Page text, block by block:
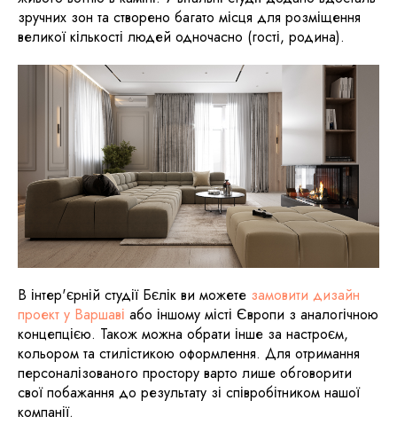
зручних зон та створено багато місця для розміщення
великої кількості людей одночасно (гості, родина).
В інтер'єрній студії Бєлік ви можете замовити дизайн
проект у Варшаві або іншому місті Європи з аналогічною
концепцією. Також можна обрати інше за настроєм,
кольором та стилістикою оформлення. Для отримання
персоналізованого простору варто лише обговорити
свої побажання до результату зі співробітником нашої
компанії.